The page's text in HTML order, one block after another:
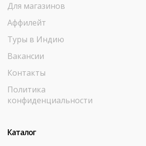
Для магазинов
Аффилейт
Туры в Индию
Вакансии
Контакты
Политика
конфиденциальности
Каталог